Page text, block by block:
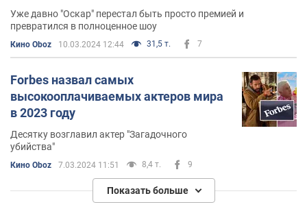
существования премии
Уже давно "Оскар" перестал быть просто премией и
превратился в полноценное шоу
Кино Oboz 10.03.2024 12:44 31,5 т. 7
Forbes назвал самых
высокооплачиваемых актеров мира
в 2023 году
Десятку возглавил актер "Загадочного
убийства"
Кино Oboz 7.03.2024 11:51 8,4 т. 9
Показать больше